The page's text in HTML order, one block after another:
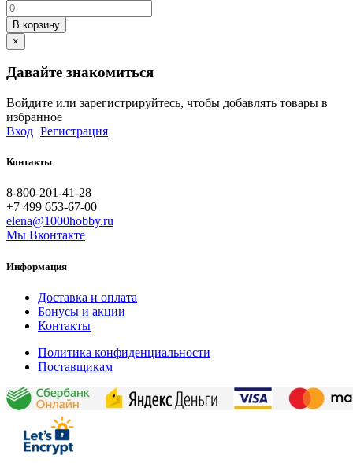
В корзину
×
Давайте знакомиться
Войдите или зарегистрируйтесь, чтобы добавлять товары в
избранное
Вход Регистрация
Контакты
8-800-201-41-28
+7 499 653-67-00
elena@1000hobby.ru
Мы Вконтакте
Информация
Доставка и оплата
Бонусы и акции
Контакты
Политика конфиденциальности
Поставщикам